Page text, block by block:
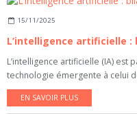
15/11/2025
L’intelligence artificielle
L’intelligence artificielle (IA) est
technologie émergente à celui
EN SAVOIR PLUS